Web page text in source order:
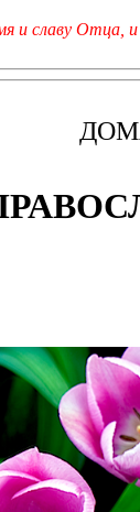
и славу Отца,